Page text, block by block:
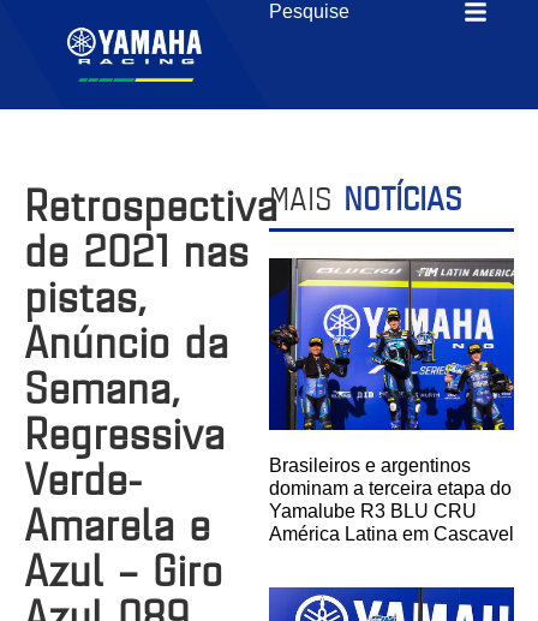
Retrospectiva
de 2021 nas
pistas,
Anúncio da
Semana,
Regressiva
Verde-
Amarela e
Azul – Giro
MAIS NOTÍCIAS
Brasileiros e argentinos
dominam a terceira etapa do
Yamalube R3 BLU CRU
América Latina em Cascavel